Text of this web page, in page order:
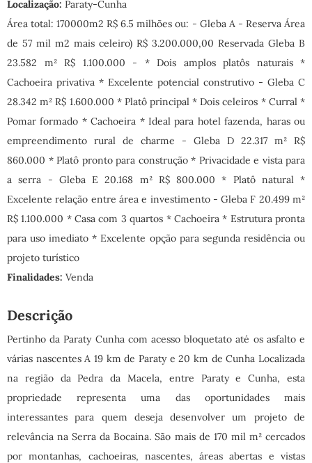
Localização: Paraty-Cunha
Área total: 170000m2 R$ 6.5 milhões ou: - Gleba A - Reserva Área
de 57 mil m2 mais celeiro) R$ 3.200.000,00 Reservada Gleba B
23.582 m² R$ 1.100.000 - * Dois amplos platôs naturais *
Cachoeira privativa * Excelente potencial construtivo - Gleba C
28.342 m² R$ 1.600.000 * Platô principal * Dois celeiros * Curral *
Pomar formado * Cachoeira * Ideal para hotel fazenda, haras ou
empreendimento rural de charme - Gleba D 22.317 m² R$
860.000 * Platô pronto para construção * Privacidade e vista para
a serra - Gleba E 20.168 m² R$ 800.000 * Platô natural *
Excelente relação entre área e investimento - Gleba F 20.499 m²
R$ 1.100.000 * Casa com 3 quartos * Cachoeira * Estrutura pronta
para uso imediato * Excelente opção para segunda residência ou
projeto turístico
Finalidades: Venda
Descrição
Pertinho da Paraty Cunha com acesso bloquetato até os asfalto e
várias nascentes A 19 km de Paraty e 20 km de Cunha Localizada
na região da Pedra da Macela, entre Paraty e Cunha, esta
propriedade representa uma das oportunidades mais
interessantes para quem deseja desenvolver um projeto de
relevância na Serra da Bocaina. São mais de 170 mil m² cercados
por montanhas, cachoeiras, nascentes, áreas abertas e vistas